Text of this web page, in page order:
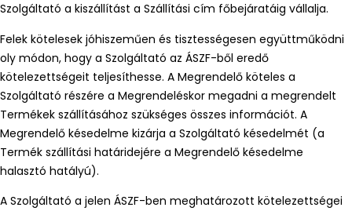
Szolgáltató a kiszállítást a Szállítási cím főbejáratáig vállalja.
Felek kötelesek jóhiszeműen és tisztességesen együttműködni
oly módon, hogy a Szolgáltató az ÁSZF-ből eredő
kötelezettségeit teljesíthesse. A Megrendelő köteles a
Szolgáltató részére a Megrendeléskor megadni a megrendelt
Termékek szállításához szükséges összes információt. A
Megrendelő késedelme kizárja a Szolgáltató késedelmét (a
Termék szállítási határidejére a Megrendelő késedelme
halasztó hatályú).
A Szolgáltató a jelen ÁSZF-ben meghatározott kötelezettségei